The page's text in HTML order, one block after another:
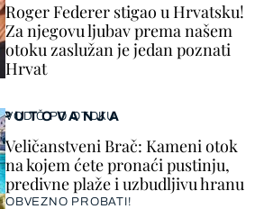
Roger Federer stigao u Hrvatsku!
Za njegovu ljubav prema našem
otoku zaslužan je jedan poznati
Hrvat
PUTOVANJA
VODIČ PO OTOKU
Veličanstveni Brač: Kameni otok
na kojem ćete pronaći pustinju,
predivne plaže i uzbudljivu hranu
OBVEZNO PROBATI!